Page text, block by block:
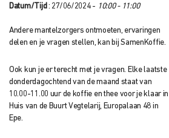
Datum/Tijd : 27/06/2024 - 10:00 - 11:00
Andere mantelzorgers ontmoeten, ervaringen
delen en je vragen stellen, kan bij SamenKoffie.
Ook kun je er terecht met je vragen. Elke laatste
donderdagochtend van de maand staat van
10.00-11.00 uur de koffie en thee voor je klaar in
Huis van de Buurt Vegtelarij, Europalaan 48 in
Epe.